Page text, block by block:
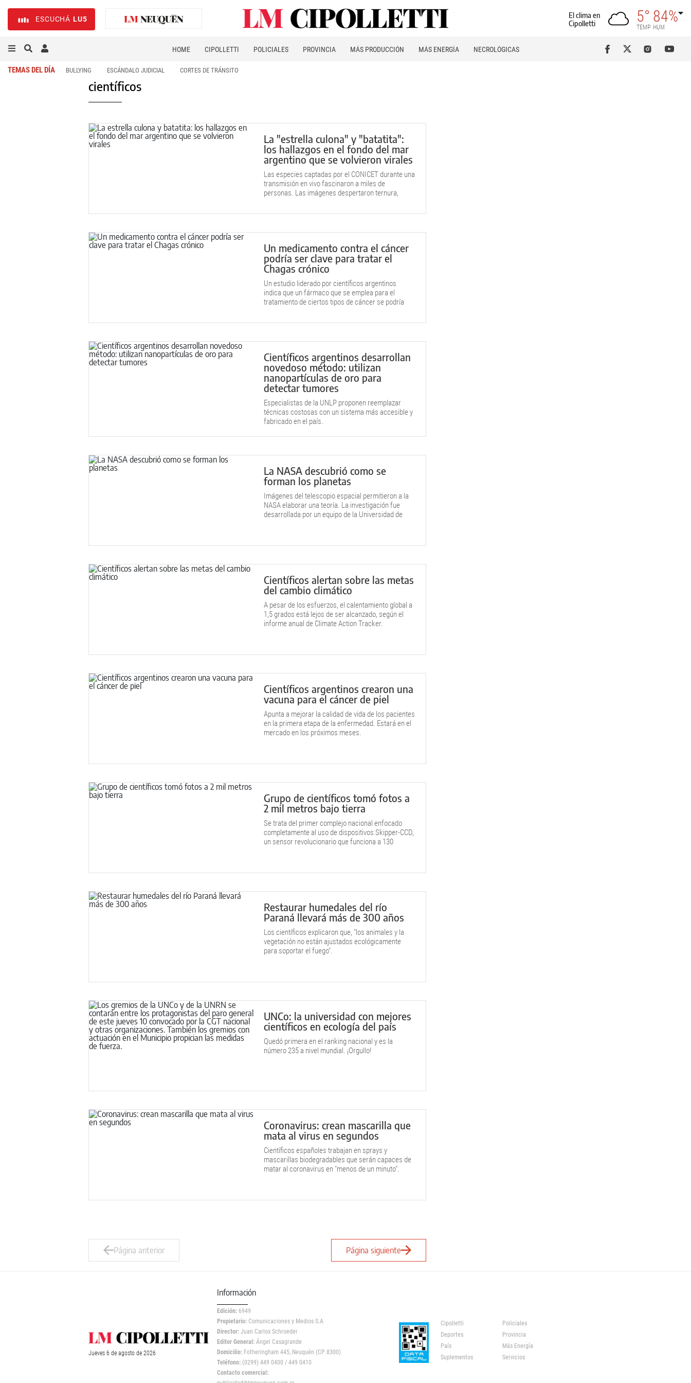
ESCUCHÁ LU5
El clima en
Cipolletti
5°
TEMP
84%
HUM
HOME CIPOLLETTI POLICIALES PROVINCIA MÁS PRODUCCIÓN MÁS ENERGÍA NECROLÓGICAS
TEMAS DEL DÍA BULLYING ESCÁNDALO JUDICIAL CORTES DE TRÁNSITO
científicos
La "estrella culona" y "batatita":
los hallazgos en el fondo del mar
argentino que se volvieron virales
Las especies captadas por el CONICET durante una
transmisión en vivo fascinaron a miles de
personas. Las imágenes despertaron ternura,
Un medicamento contra el cáncer
podría ser clave para tratar el
Chagas crónico
Un estudio liderado por científicos argentinos
indica que un fármaco que se emplea para el
tratamiento de ciertos tipos de cáncer se podría
Científicos argentinos desarrollan
novedoso método: utilizan
nanopartículas de oro para
detectar tumores
Especialistas de la UNLP proponen reemplazar
técnicas costosas con un sistema más accesible y
fabricado en el país.
La NASA descubrió como se
forman los planetas
Imágenes del telescopio espacial permitieron a la
NASA elaborar una teoría. La investigación fue
desarrollada por un equipo de la Universidad de
Científicos alertan sobre las metas
del cambio climático
A pesar de los esfuerzos, el calentamiento global a
1,5 grados está lejos de ser alcanzado, según el
informe anual de Climate Action Tracker.
Científicos argentinos crearon una
vacuna para el cáncer de piel
Apunta a mejorar la calidad de vida de los pacientes
en la primera etapa de la enfermedad. Estará en el
mercado en los próximos meses.
Grupo de científicos tomó fotos a
2 mil metros bajo tierra
Se trata del primer complejo nacional enfocado
completamente al uso de dispositivos Skipper-CCD,
un sensor revolucionario que funciona a 130
Restaurar humedales del río
Paraná llevará más de 300 años
Los científicos explicaron que, "los animales y la
vegetación no están ajustados ecológicamente
para soportar el fuego".
UNCo: la universidad con mejores
científicos en ecología del país
Quedó primera en el ranking nacional y es la
número 235 a nivel mundial. ¡Orgullo!
Coronavirus: crean mascarilla que
mata al virus en segundos
Científicos españoles trabajan en sprays y
mascarillas biodegradables que serán capaces de
matar al coronavirus en "menos de un minuto".
Página anterior Página siguiente
Jueves 6 de agosto de 2026
Información
Edición: 6949
Propietario: Comunicaciones y Medios S.A
Director: Juan Carlos Schroeder
Editor General: Ángel Casagrande
Domicilio: Fotheringham 445, Neuquén (CP 8300)
Teléfono: (0299) 449 0400 / 449 0410
Contacto comercial:
Cipolletti
Policiales
Deportes
Provincia
País
Más Energía
Suplementos
Servicios